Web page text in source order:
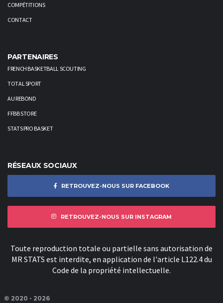
COMPÉTITIONS
CONTACT
PARTENAIRES
FRENCH BASKETBALL SCOUTING
TOTAL SPORT
AU REBOND
FFBB STORE
STATS PRO BASKET
RÉSEAUX SOCIAUX
RETROUVEZ-NOUS SUR FACEBOOK
RETROUVEZ-NOUS SUR INSTAGRAM
Toute reproduction totale ou partielle sans autorisation de
MR STATS est interdite, en application de l'article L122.4 du
Code de la propriété intellectuelle.
© 2020 - 2026